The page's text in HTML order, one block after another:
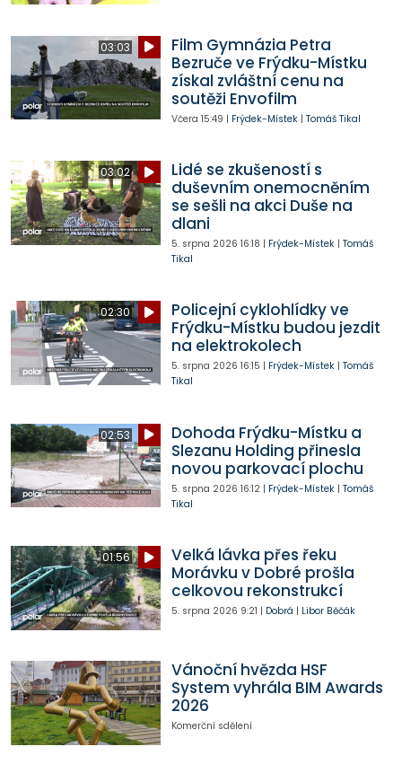
03:03
Film Gymnázia Petra
Bezruče ve Frýdku-Místku
získal zvláštní cenu na
soutěži Envofilm
Včera 15:49 | Frýdek-Místek| Tomáš Tikal
03:02
Lidé se zkušeností s
duševním onemocněním
se sešli na akci Duše na
dlani
5. srpna 2026 16:18 | Frýdek-Místek| Tomáš
Tikal
02:30
Policejní cyklohlídky ve
Frýdku-Místku budou jezdit
na elektrokolech
5. srpna 2026 16:15 | Frýdek-Místek| Tomáš
Tikal
02:53
Dohoda Frýdku-Místku a
Slezanu Holding přinesla
novou parkovací plochu
5. srpna 2026 16:12| Frýdek-Místek| Tomáš
Tikal
01:56
Velká lávka přes řeku
Morávku v Dobré prošla
celkovou rekonstrukcí
5. srpna 2026 9:21 | Dobrá | Libor Běčák
Vánoční hvězda HSF
System vyhrála BIM Awards
2026
Komerční sdělení